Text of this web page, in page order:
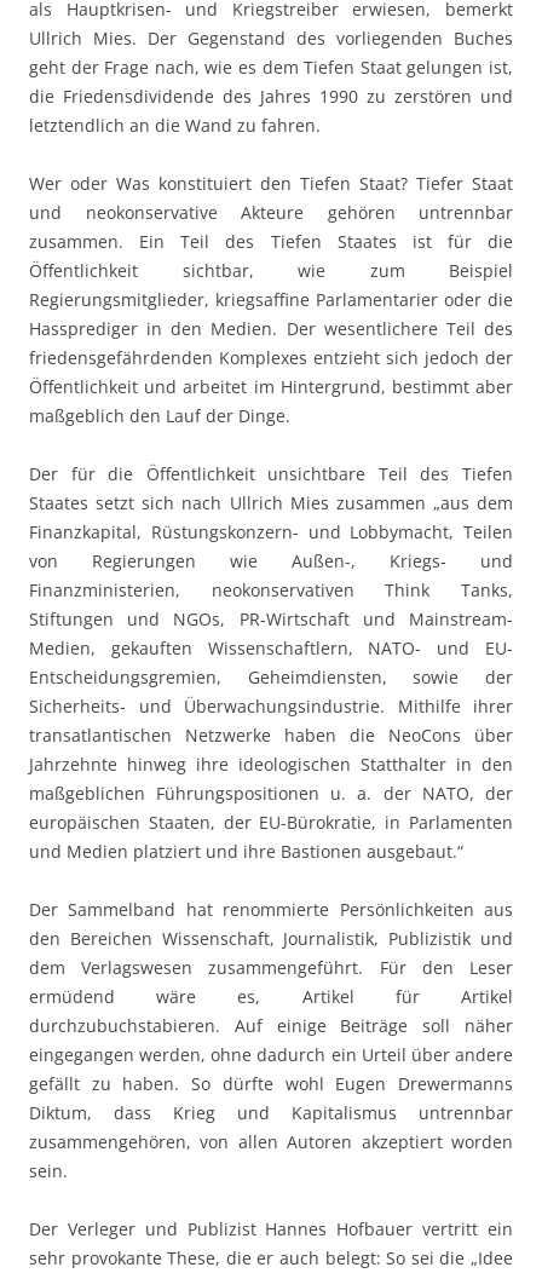
als Hauptkrisen- und Kriegstreiber erwiesen, bemerkt
Ullrich Mies. Der Gegenstand des vorliegenden Buches
geht der Frage nach, wie es dem Tiefen Staat gelungen ist,
die Friedensdividende des Jahres 1990 zu zerstören und
letztendlich an die Wand zu fahren.
Wer oder Was konstituiert den Tiefen Staat? Tiefer Staat
und neokonservative Akteure gehören untrennbar
zusammen. Ein Teil des Tiefen Staates ist für die
Öffentlichkeit sichtbar, wie zum Beispiel
Regierungsmitglieder, kriegsaffine Parlamentarier oder die
Hassprediger in den Medien. Der wesentlichere Teil des
friedensgefährdenden Komplexes entzieht sich jedoch der
Öffentlichkeit und arbeitet im Hintergrund, bestimmt aber
maßgeblich den Lauf der Dinge.
Der für die Öffentlichkeit unsichtbare Teil des Tiefen
Staates setzt sich nach Ullrich Mies zusammen „aus dem
Finanzkapital, Rüstungskonzern- und Lobbymacht, Teilen
von Regierungen wie Außen-, Kriegs- und
Finanzministerien, neokonservativen Think Tanks,
Stiftungen und NGOs, PR-Wirtschaft und Mainstream-
Medien, gekauften Wissenschaftlern, NATO- und EU-
Entscheidungsgremien, Geheimdiensten, sowie der
Sicherheits- und Überwachungsindustrie. Mithilfe ihrer
transatlantischen Netzwerke haben die NeoCons über
Jahrzehnte hinweg ihre ideologischen Statthalter in den
maßgeblichen Führungspositionen u. a. der NATO, der
europäischen Staaten, der EU-Bürokratie, in Parlamenten
und Medien platziert und ihre Bastionen ausgebaut.“
Der Sammelband hat renommierte Persönlichkeiten aus
den Bereichen Wissenschaft, Journalistik, Publizistik und
dem Verlagswesen zusammengeführt. Für den Leser
ermüdend wäre es, Artikel für Artikel
durchzubuchstabieren. Auf einige Beiträge soll näher
eingegangen werden, ohne dadurch ein Urteil über andere
gefällt zu haben. So dürfte wohl Eugen Drewermanns
Diktum, dass Krieg und Kapitalismus untrennbar
zusammengehören, von allen Autoren akzeptiert worden
sein.
Der Verleger und Publizist Hannes Hofbauer vertritt ein
sehr provokante These, die er auch belegt: So sei die „Idee